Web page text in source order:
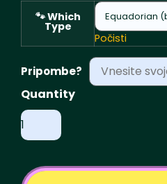
je
bila:
€59.50.
🐾 Which
Type
Počisti
Pripombe?
Shrooma
'MEGA'
Kit
količina